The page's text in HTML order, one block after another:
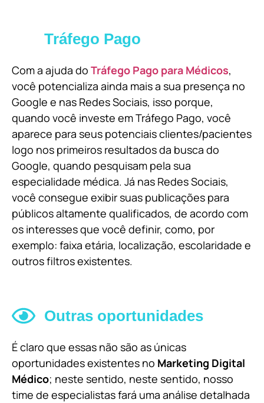
Tráfego Pago
Com a ajuda do Tráfego Pago para Médicos,
você potencializa ainda mais a sua presença no
Google e nas Redes Sociais, isso porque,
quando você investe em Tráfego Pago, você
aparece para seus potenciais clientes/pacientes
logo nos primeiros resultados da busca do
Google, quando pesquisam pela sua
especialidade médica. Já nas Redes Sociais,
você consegue exibir suas publicações para
públicos altamente qualificados, de acordo com
os interesses que você definir, como, por
exemplo: faixa etária, localização, escolaridade e
outros filtros existentes.
Outras oportunidades
É claro que essas não são as únicas
oportunidades existentes no Marketing Digital
Médico; neste sentido, neste sentido, nosso
time de especialistas fará uma análise detalhada